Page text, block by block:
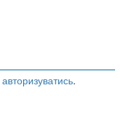
авторизуватись.